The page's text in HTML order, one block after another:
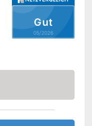
Gut
05/2026